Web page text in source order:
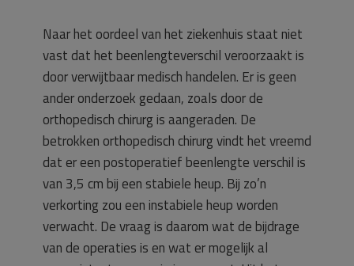
Naar het oordeel van het ziekenhuis staat niet
vast dat het beenlengteverschil veroorzaakt is
door verwijtbaar medisch handelen. Er is geen
ander onderzoek gedaan, zoals door de
orthopedisch chirurg is aangeraden. De
betrokken orthopedisch chirurg vindt het vreemd
dat er een postoperatief beenlengte verschil is
van 3,5 cm bij een stabiele heup. Bij zo’n
verkorting zou een instabiele heup worden
verwacht. De vraag is daarom wat de bijdrage
van de operaties is en wat er mogelijk al